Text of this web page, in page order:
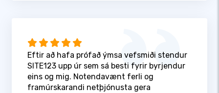
Eftir að hafa prófað ýmsa vefsmiði stendur
SITE123 upp úr sem sá besti fyrir byrjendur
eins og mig. Notendavænt ferli og
framúrskarandi netþjónusta gera